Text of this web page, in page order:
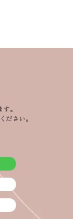
。
ださい。